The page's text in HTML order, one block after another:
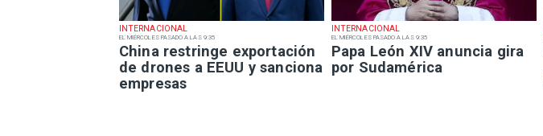
INTERNACIONAL
EL MIÉRCOLES PASADO A LAS 9:35
China restringe exportación
de drones a EEUU y sanciona
empresas
INTERNACIONAL
EL MIÉRCOLES PASADO A LAS 9:35
Papa León XIV anuncia gira
por Sudamérica